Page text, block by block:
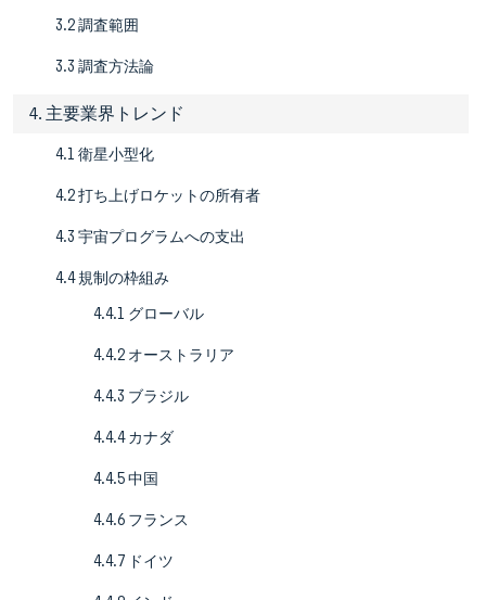
3.2 調査範囲
3.3 調査方法論
4. 主要業界トレンド
4.1 衛星小型化
4.2 打ち上げロケットの所有者
4.3 宇宙プログラムへの支出
4.4 規制の枠組み
4.4.1 グローバル
4.4.2 オーストラリア
4.4.3 ブラジル
4.4.4 カナダ
4.4.5 中国
4.4.6 フランス
4.4.7 ドイツ